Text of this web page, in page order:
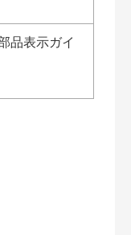
表示ガイ